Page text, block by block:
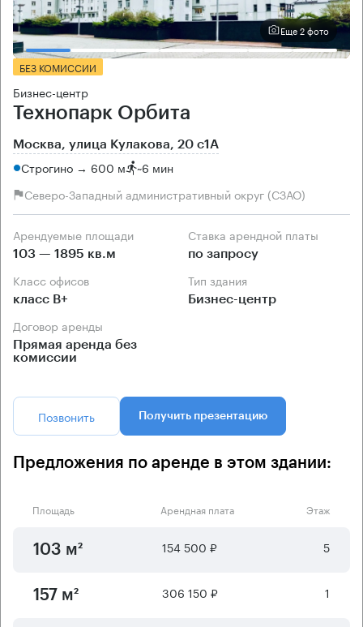
Еще 2 фото
БЕЗ КОМИССИИ
Бизнес-центр
Технопарк Орбита
Москва, улица Кулакова, 20 с1А
Строгино → 600 м ~6 мин
Северо-Западный административный округ (СЗАО)
Арендуемые площади
103 — 1895 кв.м
Ставка арендной платы
по запросу
Класс офисов
класс B+
Тип здания
Бизнес-центр
Договор аренды
Прямая аренда без
комиссии
Позвонить Получить презентацию
Предложения по аренде в этом здании:
Площадь Арендная плата Этаж
103 м² 154 500 ₽ 5
157 м² 306 150 ₽ 1